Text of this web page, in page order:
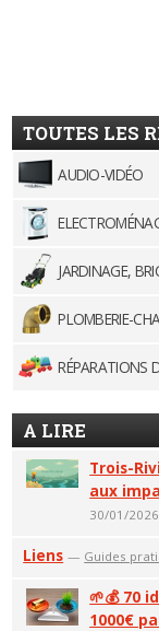
TOUTES LES
AUDIO-VIDÉO
JARDINAGE,
PLOMBERIE-
RÉPARATIONS
A LIRE
Trois-
aux
30/01/2026
Liens — Guides
🌱💰 70
1000€